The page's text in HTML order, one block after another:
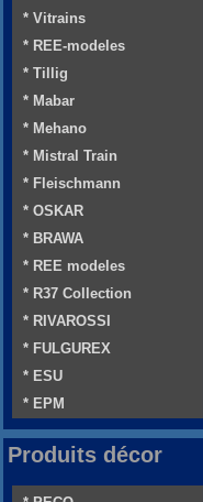
* Vitrains
* REE-modeles
* Tillig
* Mabar
* Mehano
* Mistral Train
* Fleischmann
* OSKAR
* BRAWA
* REE modeles
* R37 Collection
* RIVAROSSI
* FULGUREX
* ESU
* EPM
Produits décor